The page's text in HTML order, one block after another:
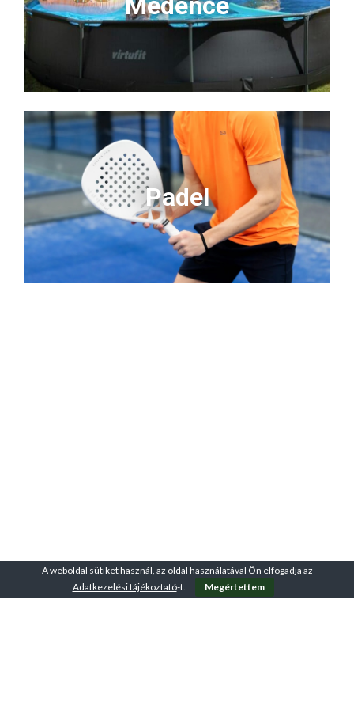
Padel
A weboldal sütiket használ, az oldal használatával Ön elfogadja az
Adatkezelési tájékoztató-t. Megértettem